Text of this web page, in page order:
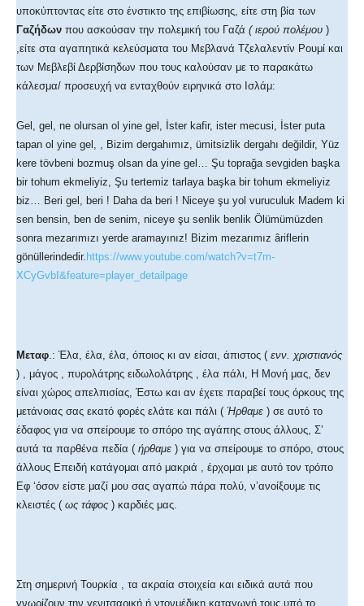
υποκύπτοντας είτε στο ένστικτο της επιβίωσης, είτε στη βία των
Γαζήδων που ασκούσαν την πολεμική του Γαζά ( ιερού πολέμου )
,είτε στα αγαπητικά κελεύσματα του Μεβλανά Τζελαλεντίν Ρουμί και
των Μεβλεβί Δερβίσηδων που τους καλούσαν με το παρακάτω
κάλεσμα/ προσευχή να ενταχθούν ειρηνικά στο Ισλάμ:
Gel, gel, ne olursan ol yine gel, İster kafir, ister mecusi, İster puta
tapan ol yine gel, , Bizim dergahımız, ümitsizlik dergahı değildir, Yüz
kere tövbeni bozmuş olsan da yine gel… Şu toprağa sevgiden başka
bir tohum ekmeliyiz, Şu tertemiz tarlaya başka bir tohum ekmeliyiz
biz… Beri gel, beri ! Daha da beri ! Niceye şu yol vuruculuk Madem ki
sen bensin, ben de senim, niceye şu senlik benlik Ölümümüzden
sonra mezarımızı yerde aramayınız! Bizim mezarımız âriflerin
gönüllerindedir. https://www.youtube.com/watch?v=t7m-
XCyGvbI&feature=player_detailpage
Μεταφ.: Έλα, έλα, έλα, όποιος κι αν είσαι, άπιστος ( ενν. χριστιανός
) , μάγος , πυρολάτρης ειδωλολάτρης , έλα πάλι, Η Μονή μας, δεν
είναι χώρος απελπισίας, Έστω και αν έχετε παραβεί τους όρκους της
μετάνοιας σας εκατό φορές ελάτε και πάλι ( Ήρθαμε ) σε αυτό το
έδαφος για να σπείρουμε το σπόρο της αγάπης στους άλλους, Σ’
αυτά τα παρθένα πεδία ( ήρθαμε ) για να σπείρουμε το σπόρο, στους
άλλους Επειδή κατάγομαι από μακριά , έρχομαι με αυτό τον τρόπο
Εφ ‘όσον είστε μαζί μου σας αγαπώ πάρα πολύ, ν’ανοίξουμε τις
κλειστές ( ως τάφος ) καρδιές μας.
Στη σημερινή Τουρκία , τα ακραία στοιχεία και ειδικά αυτά που
γνωρίζουν την γενιτσαρική ή ντονμέδικη καταγωγή τους υπό το